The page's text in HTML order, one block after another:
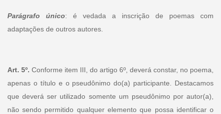
Parágrafo único: é vedada a inscrição de poemas com
adaptações de outros autores.
Art. 5º. Conforme item III, do artigo 6º, deverá constar, no poema,
apenas o título e o pseudônimo do(a) participante. Destacamos
que deverá ser utilizado somente um pseudônimo por autor(a),
não sendo permitido qualquer elemento que possa identificar o